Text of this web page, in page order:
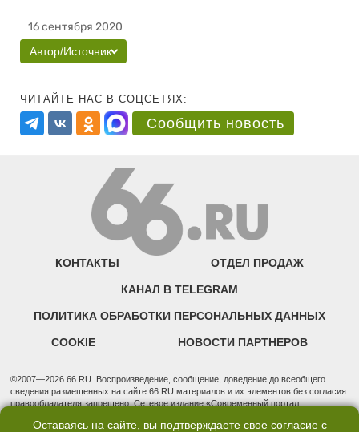
16 сентября 2020
Автор/Источник
ЧИТАЙТЕ НАС В СОЦСЕТЯХ:
Сообщить новость
КОНТАКТЫ ОТДЕЛ ПРОДАЖ
КАНАЛ В TELEGRAM
ПОЛИТИКА ОБРАБОТКИ ПЕРСОНАЛЬНЫХ ДАННЫХ
COOKIE НОВОСТИ ПАРТНЕРОВ
©2007—2026 66.RU. Воспроизведение, сообщение, доведение до всеобщего
сведения размещенных на сайте 66.RU материалов и их элементов без согласия
правообладателя запрещено. Сетевое издание «Современный портал
надзору в сфере связи, информационных технологий и массовых коммуникаций
Оставаясь на сайте, вы подтверждаете свое согласие с